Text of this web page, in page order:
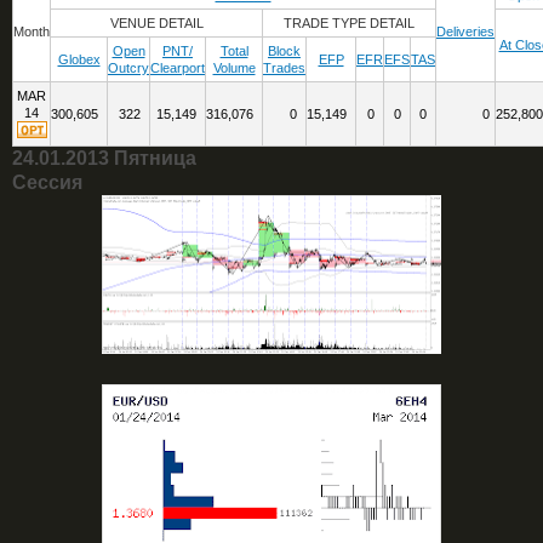
Month Deliveries
VENUE DETAIL
TRADE TYPE DETAIL
At
Globex
Open
Outcry
PNT/
Clearport
Total
Volume
Block
Trades
EFP EFREFSTAS
MAR
14
300,605 322 15,149 316,076 0 15,149 0 0 0 0
24.01.2013 Пятница
Сессия